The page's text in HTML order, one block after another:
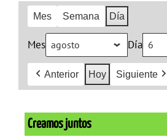
Mes Semana Día
Mes Día
Anterior Hoy Siguiente
juntos
Creamos juntos